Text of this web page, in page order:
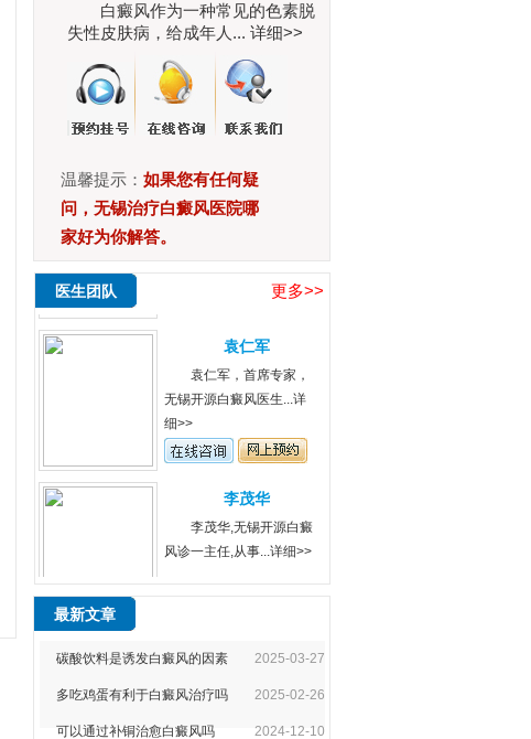
白癜风作为一种常见的色素脱
失性皮肤病，给成年人... 详细>>
温馨提示： 如果您有任何疑
问，无锡治疗白癜风医院哪
家好为你解答。
医生团队 更多>>
李茂华
风诊一主任,从事...
苏建平
苏建平，主治医生，
袁仁军，首席专家，
无锡开源白癜风医生...详
细>>
李茂华,无锡开源白癜
风诊一主任,从事...详细>>
苏建平，主治医生，
最新文章
碳酸饮料是诱发白癜风的因素 2025-03-27
多吃鸡蛋有利于白癜风治疗吗 2025-02-26
可以通过补铜治愈白癜风吗 2024-12-10